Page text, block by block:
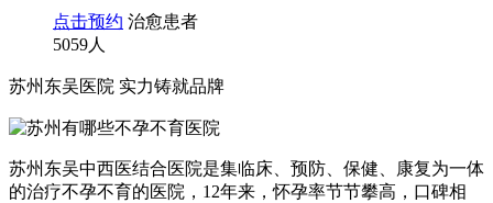
点击预约 治愈患者
5059人
苏州东吴医院 实力铸就品牌
苏州东吴中西医结合医院是集临床、预防、保健、康复为一体
的治疗不孕不育的医院，12年来，怀孕率节节攀高，口碑相